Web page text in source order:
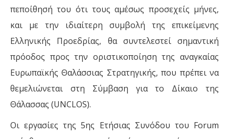
πεποίθησή του ότι τους αμέσως προσεχείς μήνες,
και με την ιδιαίτερη συμβολή της επικείμενης
Ελληνικής Προεδρίας, θα συντελεστεί σημαντική
πρόοδος προς την οριστικοποίηση της αναγκαίας
Ευρωπαϊκής Θαλάσσιας Στρατηγικής, που πρέπει να
θεμελιώνεται στη Σύμβαση για το Δίκαιο της
Θάλασσας (UNCLOS).
Οι εργασίες της 5ης Ετήσιας Συνόδου του Forum